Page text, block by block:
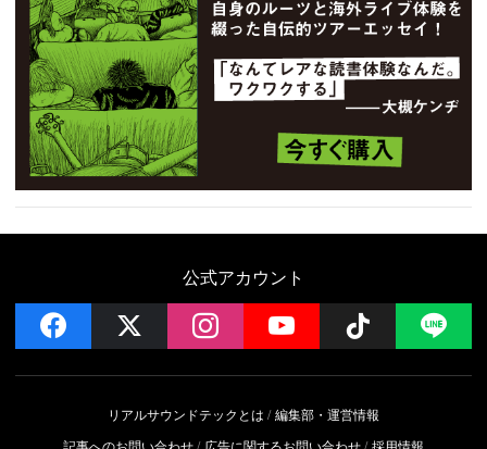
公式アカウント
facebook instagramYouTube Follow
リアルサウンドテックとは
編集部・運営情報
記事へのお問い合わせ
広告に関するお問い合わせ 採用情報